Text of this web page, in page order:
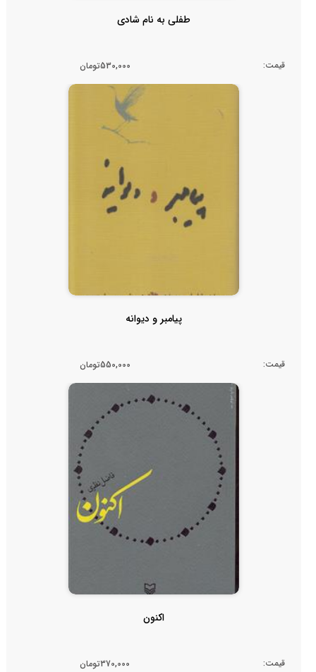
طفلی به نام شادی
قیمت: 530,000تومان
پیامبر و دیوانه
قیمت: 550,000تومان
اکنون
قیمت: 370,000تومان